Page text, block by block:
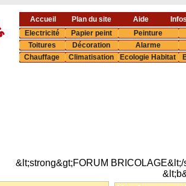
Accueil Plan du site Aide
Electricité
Papier peint
Peinture
Toitures
Décoration
Alarme
Chauffage
Climatisation Ecologie Habitat
&lt;strong&gt;FORUM